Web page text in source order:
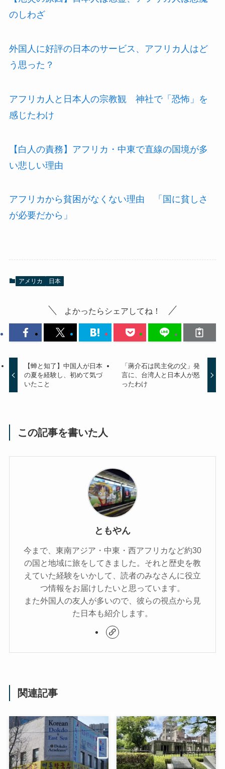
のしわざ
外国人に好評の日本のサービス、アフリカ人はど
う思った？
アフリカ人と日本人の宗教観 神社で「恐怖」を
感じたわけ
【白人の責務】アフリカ・中東で直線の国境が多
い悲しい理由
アフリカから貧困がなくない理由 「国に貧しさ
が必要だから」
アメリカ 日本
よかったらシェアしてね！
【蝉と知了】中国人が日本
の夏を経験し、初めて気づ
いたこと
「蔣介石は民主化の父」発
言に、台湾人と日本人が怒
ったわけ
この記事を書いた人
ともやん
今まで、東南アジア・中東・西アフリカなど約30
の国と地域に旅をしてきました。それと歴史を教
えていた経験をいかして、読者のみなさんに役立
つ情報をお届けしたいと思っています。
また外国人の友人が多いので、彼らの視点から見
た日本も紹介します。
関連記事